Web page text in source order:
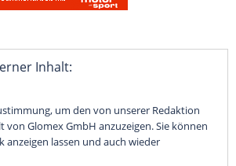
Inhalt:
um den von unserer Redaktion
Glomex GmbH anzuzeigen. Sie können
anzeigen lassen und auch wieder